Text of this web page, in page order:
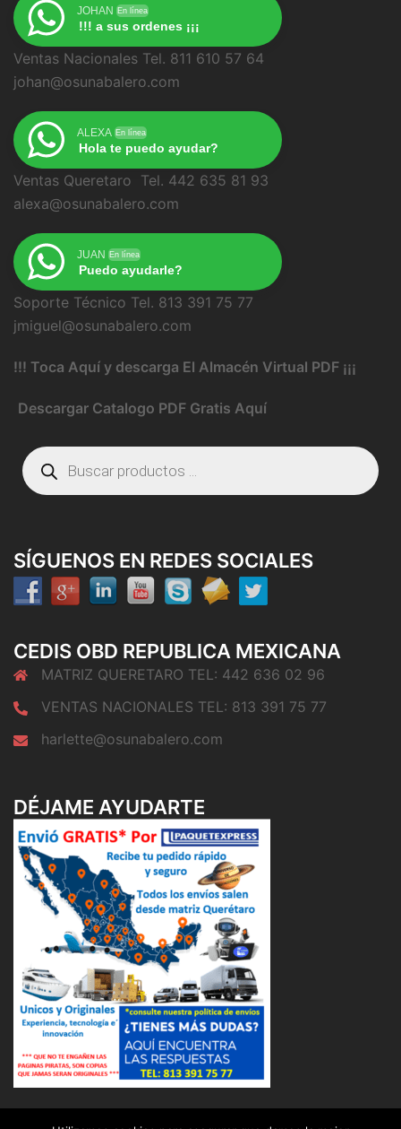
JOHAN En línea
!!! a sus ordenes ¡¡¡
Ventas Nacionales Tel. 811 610 57 64
johan@osunabalero.com
ALEXA En línea
Hola te puedo ayudar?
Ventas Queretaro Tel. 442 635 81 93
alexa@osunabalero.com
JUAN En línea
Puedo ayudarle?
Soporte Técnico Tel. 813 391 75 77
jmiguel@osunabalero.com
!!! Toca Aquí y descarga El Almacén Virtual PDF ¡¡¡
Descargar Catalogo PDF Gratis Aquí
Búsqueda
de
productos
SÍGUENOS EN REDES SOCIALES
CEDIS OBD REPUBLICA MEXICANA
MATRIZ QUERETARO TEL: 442 636 02 96
VENTAS NACIONALES TEL: 813 391 75 77
harlette@osunabalero.com
DÉJAME AYUDARTE